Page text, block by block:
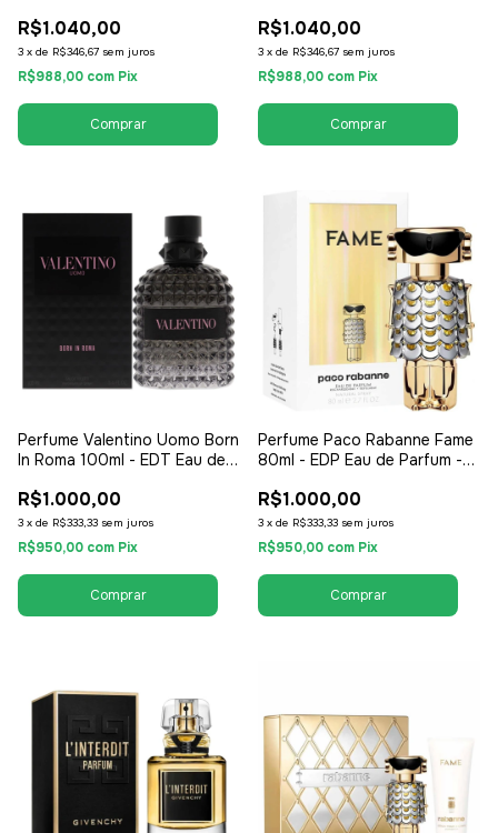
R$1.040,00
3 x de R$346,67 sem juros
R$988,00 com Pix
Unissex / Compartilhável
R$1.040,00
3 x de R$346,67 sem juros
R$988,00 com Pix
Perfume Valentino Uomo Born
In Roma 100ml - EDT Eau de
R$1.000,00
3 x de R$333,33 sem juros
R$950,00 com Pix
Perfume Paco Rabanne Fame
80ml - EDP Eau de Parfum -
R$1.000,00
3 x de R$333,33 sem juros
R$950,00 com Pix